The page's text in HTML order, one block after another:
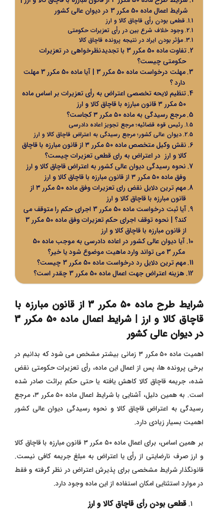
شرایط اعمال ماده 50 مکرر 3 در دیوان عالی کشور
قطعی بودن رأی قاچاق کالا و ارز
وجود خلاف شرع بین در رأی تعزیرات حکومتی
مؤثر بودن ایراد در نتیجه پرونده قاچاق کالا
تفاوت ماده 50 مکرر 3 با تجدیدنظرخواهی در تعزیرات
حکومتی چیست؟
مهلت درخواست ماده 50 مکرر 3 | آیا ماده 50 مکرر 3 مهلت
دارد ؟
تنظیم لایحه تخصصی اعتراض به رأی تعزیرات بر اساس ماده
۵۰ مکرر ۳ قانون مبارزه با قاچاق کالا و ارز
مرجع رسیدگی به ماده ۵۰ مکرر ۳ کجاست؟
رئیس قوه قضائیه؛ مرجع تجویز اعاده دادرسی
دیوان عالی کشور؛ مرجع رسیدگی به اعتراض قاچاق کالا و ارز
نقش وکیل متخصص ماده ۵۰ مکرر ۳ از قانون مبارزه با قاچاق
کالا و ارز در اعتراض به رای قطعی تعزیرات چیست؟
نحوه رسیدگی دیوان عالی کشور به اعتراض قاچاق کالا و ارز
وفق ماده ۵۰ مکرر ۳ از قانون مبارزه با قاچاق کالا و ارز
مهم ترین دلایل نقض رای تعزیرات وفق ماده ۵۰ مکرر ۳ از
قانون مبارزه با قاچاق کالا و ارز
آیا ثبت درخواست ماده 50 مکرر 3 اجرای حکم را متوقف می
کند؟ | نحوه توقف اجرای حکم تعزیرات وفق ماده 50 مکرر 3
از قانون مبارزه با قاچاق کالا و ارز
آیا دیوان عالی کشور در اعاده دادرسی به موجب ماده 50
مکرر 3 می تواند وارد ماهیت موضوع شود یا خیر؟
مهم ترین دلایل رد درخواست ماده 50 مکرر 3 چیست؟
هزینه اعتراض جهت اعمال ماده 50 مکرر 3 چقدر است؟
شرایط طرح ماده ۵۰
مکرر 3 از قانون مبارزه با
قاچاق کالا و ارز | شرایط اعمال ماده 50 مکرر 3
در دیوان عالی کشور
اهمیت ماده ۵۰ مکرر ۳ زمانی بیشتر مشخص می‌ شود که بدانیم در
برخی پرونده ‌ها، پس از اعمال این ماده، رأی تعزیرات حکومتی نقض
شده، جریمه قاچاق کالا کاهش یافته یا حتی حکم برائت صادر شده
است. به همین دلیل، آشنایی با شرایط اعمال ماده ۵۰ مکرر ۳، مرجع
رسیدگی به اعتراض قاچاق کالا و نحوه رسیدگی دیوان عالی کشور
اهمیت بسیار زیادی دارد.
بر همین اساس، برای اعمال ماده ۵۰ مکرر ۳ قانون مبارزه با قاچاق کالا
و ارز صرف نارضایتی از رأی یا اعتراض به مبلغ جریمه کافی نیست.
قانونگذار شرایط مشخصی برای پذیرش اعتراض در نظر گرفته و فقط
در موارد استثنایی امکان استفاده از این ماده وجود دارد.
قطعی بودن رأی قاچاق کالا و ارز